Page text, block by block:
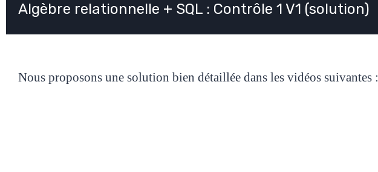
Algèbre relationnelle + SQL : Contrôle 1 V1 (solution)
Nous proposons une solution bien détaillée dans les vidéos suivantes :